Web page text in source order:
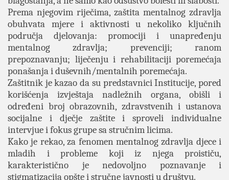
Prema njegovim riječima, zaštita mentalnog zdravlja
obuhvata mjere i aktivnosti u nekoliko ključnih
područja djelovanja: promociji i unapređenju
mentalnog zdravlja; prevenciji; ranom
prepoznavanju; liječenju i rehabilitaciji poremećaja
ponašanja i duševnih/mentalnih poremećaja.
Zaštitnik je kazao da su predstavnici Institucije, pored
korišćenja izvještaja nadležnih organa, obišli i
određeni broj obrazovnih, zdravstvenih i ustanova
socijalne i dječje zaštite i sproveli individualne
intervjue i fokus grupe sa stručnim licima.
Kako je rekao, za fenomen mentalnog zdravlja djece i
mladih i probleme koji iz njega proističu,
karakteristično je nedovoljno poznavanje i
stigmatizacija opšte i stručne javnosti u društvu.